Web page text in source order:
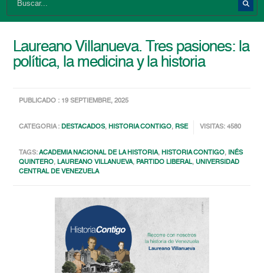
Laureano Villanueva. Tres pasiones: la
política, la medicina y la historia
PUBLICADO : 19 SEPTIEMBRE, 2025
CATEGORIA :DESTACADOS,HISTORIA CONTIGO, RSE VISITAS: 4580
TAGS:ACADEMIA NACIONAL DE LA HISTORIA,HISTORIA CONTIGO, INÉS
QUINTERO,LAUREANO VILLANUEVA, PARTIDO LIBERAL,UNIVERSIDAD
CENTRAL DE VENEZUELA